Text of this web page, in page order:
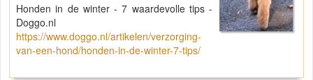
Honden in de winter - 7 waardevolle tips -
Doggo.nl
https://www.doggo.nl/artikelen/verzorging-
van-een-hond/honden-in-de-winter-7-tips/